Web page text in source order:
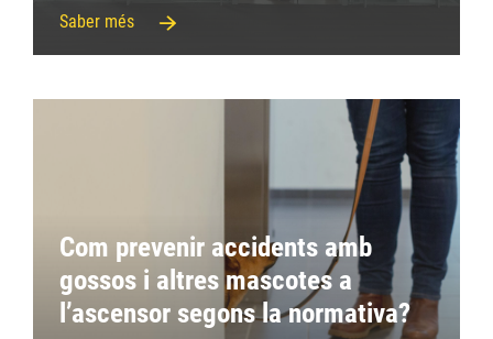
Saber més
Com prevenir accidents amb
gossos i altres mascotes a
l’ascensor segons la normativa?